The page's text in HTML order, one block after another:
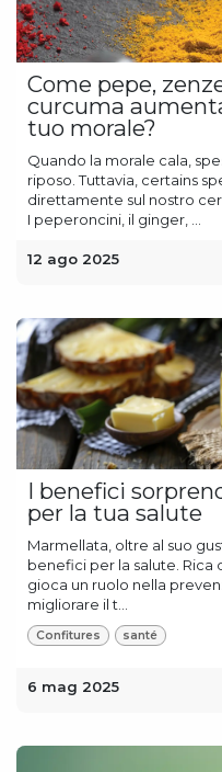
Come pepe,
curcuma
tuo morale?
Quando la morale cala,
riposo. Tuttavia, certains
direttamente sul nostro
I peperoncini, il ginger, ...
12 ago 2025
I benefici
per la tua salute
Marmellata, oltre al suo
benefici per la salute. Rica
gioca un ruolo nella
migliorare il t...
Confitures santé
6 mag 2025